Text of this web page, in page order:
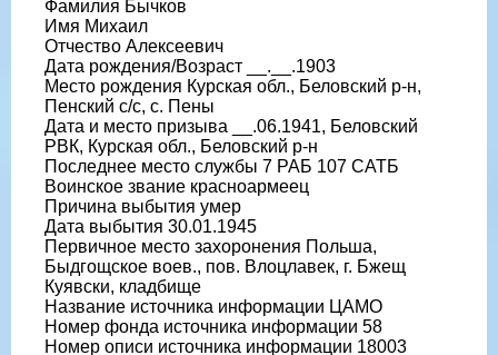
Фамилия Бычков
Имя Михаил
Отчество Алексеевич
Дата рождения/Возраст __.__.1903
Место рождения Курская обл., Беловский р-н,
Пенский с/с, с. Пены
Дата и место призыва __.06.1941, Беловский
РВК, Курская обл., Беловский р-н
Последнее место службы 7 РАБ 107 САТБ
Воинское звание красноармеец
Причина выбытия умер
Дата выбытия 30.01.1945
Первичное место захоронения Польша,
Быдгощское воев., пов. Влоцлавек, г. Бжещ
Куявски, кладбище
Название источника информации ЦАМО
Номер фонда источника информации 58
Номер описи источника информации 18003